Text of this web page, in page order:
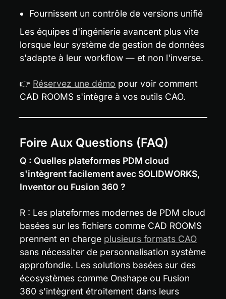
Fournissent un contrôle de versions unifié
Les équipes d'ingénierie avancent plus vite
lorsque leur système de gestion de données
s'adapte à leur workflow — et non l'inverse.
👉 Réservez une démo pour voir comment
CAD ROOMS s'intègre à vos outils CAO.
Foire Aux Questions (FAQ)
Q : Quelles plateformes PDM cloud
s'intègrent facilement avec SOLIDWORKS,
Inventor ou Fusion 360 ?
R : Les plateformes modernes de PDM cloud
basées sur les fichiers comme CAD ROOMS
prennent en charge plusieurs formats CAO
sans nécessiter de personnalisation système
approfondie. Les solutions basées sur des
écosystèmes comme Onshape ou Fusion
360 s'intègrent étroitement dans leurs